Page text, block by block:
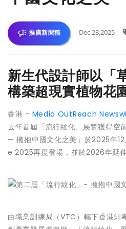
推廣新聞稿 Dec 23,2025
新生代設計師以「
構築超現實植物花
香港 - Media OutReach
去年首屆「流行紋化」展覽獲得空
— 擁抱中國文化之美」於2025年
e 2025再度登場，並於2026年延伸
由職業訓練局（VTC）轄下香港知